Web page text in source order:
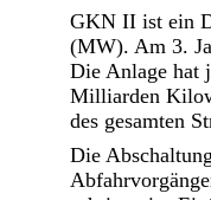
GKN II ist ein
(MW). Am 3.
Die Anlage hat
Milliarden
des gesamten
Die